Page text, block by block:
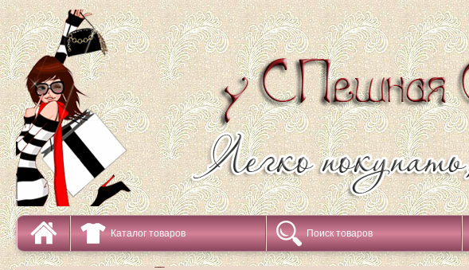
Каталог товаров Поиск товаров